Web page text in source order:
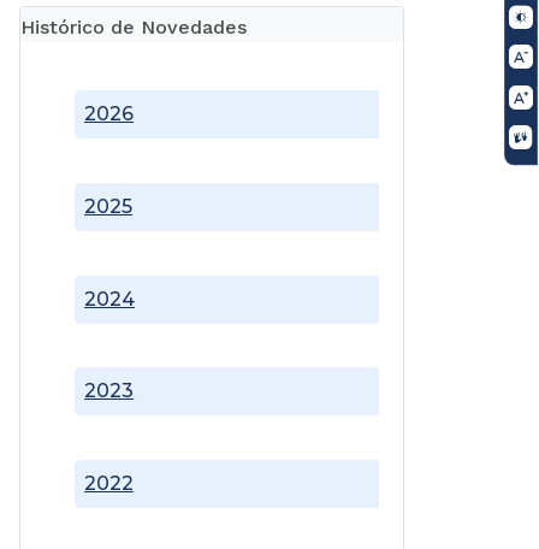
Histórico de Novedades
2022
2023
2024
2025
2026